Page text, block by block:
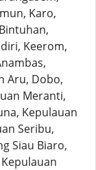
Karo,
Keerom,
Aru, Dobo,
Meranti,
Kepulauan
Seribu,
Siau Biaro,